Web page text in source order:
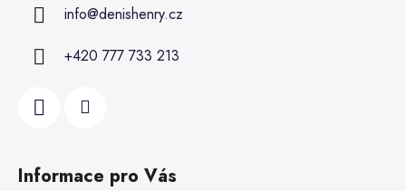
info@denishenry.cz
+420 777 733 213
Informace pro Vás